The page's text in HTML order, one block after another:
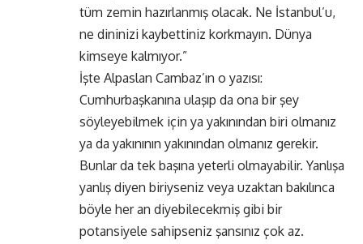
tüm zemin hazırlanmış olacak. Ne İstanbul’u,
ne dininizi kaybettiniz korkmayın. Dünya
kimseye kalmıyor.”
İşte Alpaslan Cambaz’ın o yazısı:
Cumhurbaşkanına ulaşıp da ona bir şey
söyleyebilmek için ya yakınından biri olmanız
ya da yakınının yakınından olmanız gerekir.
Bunlar da tek başına yeterli olmayabilir. Yanlışa
yanlış diyen biriyseniz veya uzaktan bakılınca
böyle her an diyebilecekmiş gibi bir
potansiyele sahipseniz şansınız çok az.